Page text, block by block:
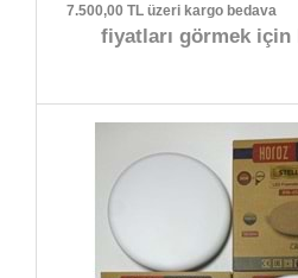
7.500,00 TL üzeri kargo bedava
fiyatları görmek için